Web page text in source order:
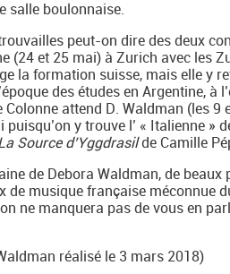
salle boulonnaise.
peut-on dire des deux
(24 et 25 mai) à Zurich avec les
la formation suisse, mais elle y
des études en Argentine, à
Colonne attend D. Waldman (les
puisqu’on y trouve l’ « Italienne »
Source d’Yggdrasilde Camille
de Debora Waldman, de
de musique française méconnue
ne manquera pas de vous en
réalisé le 3 mars 2018)